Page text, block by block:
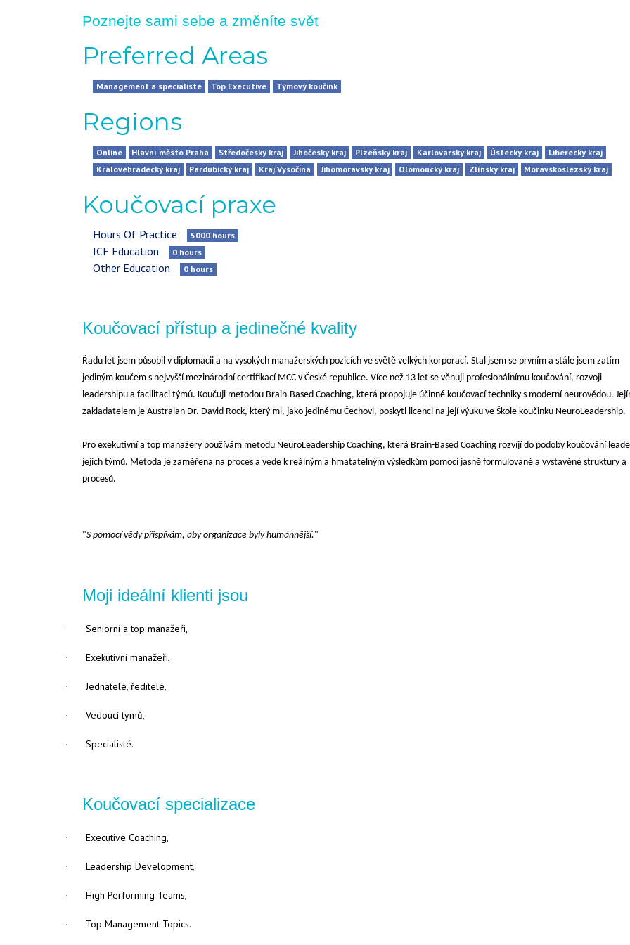
Poznejte sami sebe a změníte svět
Preferred Areas
Management a specialisté Top Executive Týmový koučink
Regions
Online Hlavní město Praha Středočeský kraj Jihočeský kraj Plzeňský kraj Karlovarský kraj Ústecký kraj
Liberecký kraj
Královéhradecký kraj
Pardubický kraj Kraj Vysočina Jihomoravský kraj Olomoucký kraj Zlínský kraj Moravskoslezský kraj
Koučovací praxe
Hours Of Practice 5000 hours
ICF Education 0 hours
Other Education 0 hours
Koučovací přístup a jedinečné kvality
Řadu let jsem působil v diplomacii a na vysokých manažerských pozicích ve světě velkých korporací. Stal jsem se prvním a stále jsem zatím
jediným koučem s nejvyšší mezinárodní certifikací MCC v České republice. Více než 13 let se věnuji profesionálnímu koučování, rozvoji
leadershipu a facilitaci týmů. Koučuji metodou Brain-Based Coaching, která propojuje účinné koučovací techniky s moderní neurovědou.
zakladatelem je Australan Dr. David Rock, který mi, jako jedinému Čechovi, poskytl licenci na její výuku ve Škole koučinku NeuroLeadership.
Pro exekutivní a top manažery používám metodu NeuroLeadership Coaching, která Brain-Based Coaching rozvíjí do podoby koučování
jejich týmů. Metoda je zaměřena na proces a vede k reálným a hmatatelným výsledkům pomocí jasně formulované a vystavěné struktury a
procesů.
"S pomocí vědy přispívám, aby organizace byly humánnější."
Moji ideální klienti jsou
· Seniorní a top manažeři,
· Exekutivní manažeři,
· Jednatelé, ředitelé,
· Vedoucí týmů,
· Specialisté.
Koučovací specializace
· Executive Coaching,
· Leadership Development,
· High Performing Teams,
· Top Management Topics.